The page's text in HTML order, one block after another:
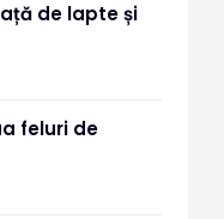
de lapte și
feluri de